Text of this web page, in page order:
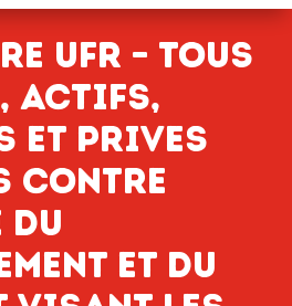
UFR – TOUS
ACTIFS,
ET PRIVES
CONTRE
DU
ET DU